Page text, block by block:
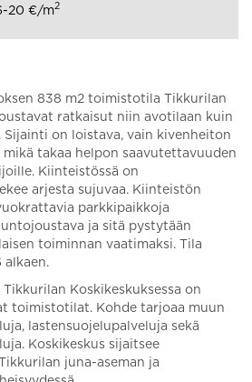
838 m2 toimistotila Tikkurilan
ratkaisut niin avotilaan kuin
on loistava, vain kivenheiton
mikä takaa helpon saavutettavuuden
Kiinteistössä on
arjesta sujuvaa. Kiinteistön
parkkipaikkoja
ja sitä pystytään
toiminnan vaatimaksi. Tila
alkaen.
Koskikeskuksessa on
toimistotilat. Kohde tarjoaa muun
lastensuojelupalveluja sekä
Koskikeskus sijaitsee
juna-aseman ja
20 €/m2